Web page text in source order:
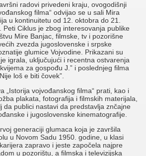
radovi privedeni kraju, ovogodišnji
filma“ odvijao se u sali Mira
u kontinuitetu od 12. oktobra do 21.
Peti Ciklus je zbog interesovanja publike
Mire Banjac, filmske, tv i pozorišne
zvezda jugoslovenske i srpske
glumice Vojvodine. Prikazani su
igrala, uključujući i recentna ostvarenja
za gospođu J.” i poslednjeg filma
loš e biti čovek”.
„Istorija vojvođanskog filma“ prati, kao i
plakata, fotografija i filmskih materijala,
da publici nastavi da predstavlja znčajne
i jugoslovenske kinematografije.
generaciji glumaca koja je završila
u Novom Sadu 1950. godine, u klasi
zapravo i jeste započela najpre
u pozorištu, a filmska i televizijska